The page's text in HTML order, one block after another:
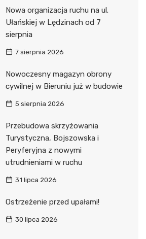
Nowa organizacja ruchu na ul.
Ułańskiej w Lędzinach od 7
sierpnia
7 sierpnia 2026
Nowoczesny magazyn obrony
cywilnej w Bieruniu już w budowie
5 sierpnia 2026
Przebudowa skrzyżowania
Turystyczna, Bojszowska i
Peryferyjna z nowymi
utrudnieniami w ruchu
31 lipca 2026
Ostrzeżenie przed upałami!
30 lipca 2026